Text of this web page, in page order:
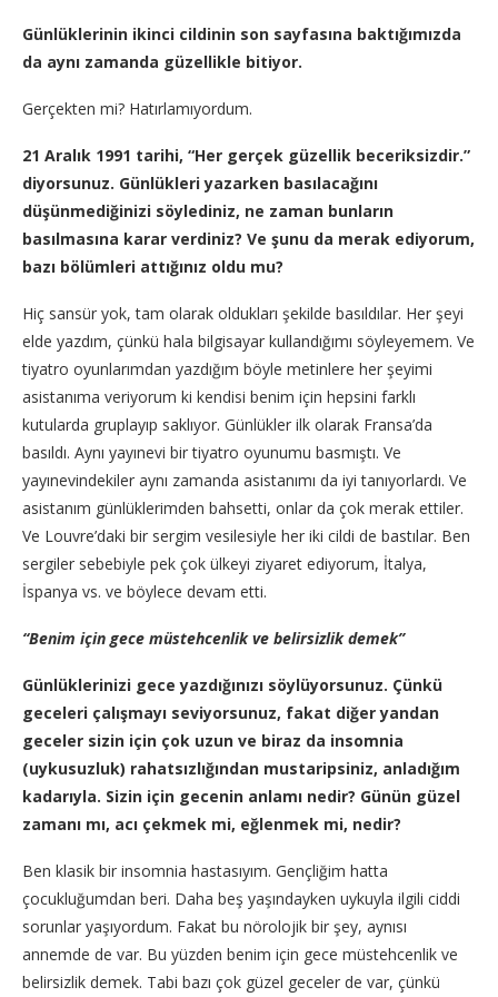
Günlüklerinin ikinci cildinin son sayfasına baktığımızda
da aynı zamanda güzellikle bitiyor.
Gerçekten mi? Hatırlamıyordum.
21 Aralık 1991 tarihi, “Her gerçek güzellik beceriksizdir.”
diyorsunuz. Günlükleri yazarken basılacağını
düşünmediğinizi söylediniz, ne zaman bunların
basılmasına karar verdiniz? Ve şunu da merak ediyorum,
bazı bölümleri attığınız oldu mu?
Hiç sansür yok, tam olarak oldukları şekilde basıldılar. Her şeyi
elde yazdım, çünkü hala bilgisayar kullandığımı söyleyemem. Ve
tiyatro oyunlarımdan yazdığım böyle metinlere her şeyimi
asistanıma veriyorum ki kendisi benim için hepsini farklı
kutularda gruplayıp saklıyor. Günlükler ilk olarak Fransa’da
basıldı. Aynı yayınevi bir tiyatro oyunumu basmıştı. Ve
yayınevindekiler aynı zamanda asistanımı da iyi tanıyorlardı. Ve
asistanım günlüklerimden bahsetti, onlar da çok merak ettiler.
Ve Louvre’daki bir sergim vesilesiyle her iki cildi de bastılar. Ben
sergiler sebebiyle pek çok ülkeyi ziyaret ediyorum, İtalya,
İspanya vs. ve böylece devam etti.
“Benim için gece müstehcenlik ve belirsizlik demek”
Günlüklerinizi gece yazdığınızı söylüyorsunuz. Çünkü
geceleri çalışmayı seviyorsunuz, fakat diğer yandan
geceler sizin için çok uzun ve biraz da insomnia
(uykusuzluk) rahatsızlığından mustaripsiniz, anladığım
kadarıyla. Sizin için gecenin anlamı nedir? Günün güzel
zamanı mı, acı çekmek mi, eğlenmek mi, nedir?
Ben klasik bir insomnia hastasıyım. Gençliğim hatta
çocukluğumdan beri. Daha beş yaşındayken uykuyla ilgili ciddi
sorunlar yaşıyordum. Fakat bu nörolojik bir şey, aynısı
annemde de var. Bu yüzden benim için gece müstehcenlik ve
belirsizlik demek. Tabi bazı çok güzel geceler de var, çünkü